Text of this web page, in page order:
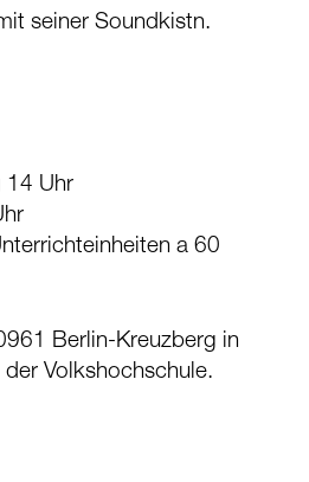
seiner Soundkistn.
14 Uhr
a 60
Berlin-Kreuzberg in
Volkshochschule.